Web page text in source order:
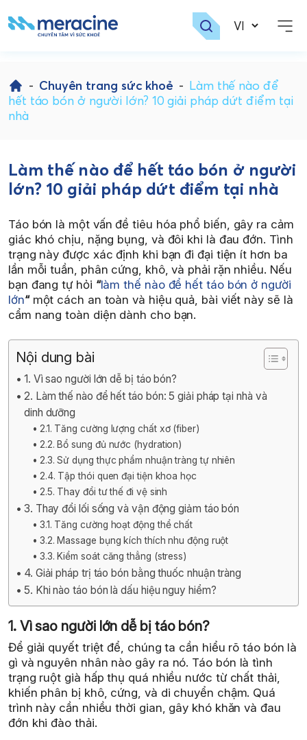
to
content
- Chuyên trang sức khoẻ - Làm thế nào để
hết táo bón ở người lớn? 10 giải pháp dứt điểm tại
nhà
Làm thế nào để hết táo bón ở người
lớn? 10 giải pháp dứt điểm tại nhà
Táo bón là một vấn đề tiêu hóa phổ biến, gây ra cảm
giác khó chịu, nặng bụng, và đôi khi là đau đớn. Tình
trạng này được xác định khi bạn đi đại tiện ít hơn ba
lần mỗi tuần, phân cứng, khô, và phải rặn nhiều. Nếu
bạn đang tự hỏi “làm thế nào để hết táo bón ở người
lớn“một cách an toàn và hiệu quả, bài viết này sẽ là
cẩm nang toàn diện dành cho bạn.
Nội dung bài
1. Vì sao người lớn dễ bị táo bón?
2. Làm thế nào để hết táo bón: 5 giải pháp tại nhà và
dinh dưỡng
2.1. Tăng cường lượng chất xơ (fiber)
2.2. Bổ sung đủ nước (hydration)
2.3. Sử dụng thực phẩm nhuận tràng tự nhiên
2.4. Tập thói quen đại tiện khoa học
2.5. Thay đổi tư thế đi vệ sinh
3. Thay đổi lối sống và vận động giảm táo bón
3.1. Tăng cường hoạt động thể chất
3.2. Massage bụng kích thích nhu động ruột
3.3. Kiểm soát căng thẳng (stress)
4. Giải pháp trị táo bón bằng thuốc nhuận tràng
5. Khi nào táo bón là dấu hiệu nguy hiểm?
1. Vì sao người lớn dễ bị táo bón?
Để giải quyết triệt để, chúng ta cần hiểu rõ táo bón là
gì và nguyên nhân nào gây ra nó. Táo bón là tình
trạng ruột già hấp thụ quá nhiều nước từ chất thải,
khiến phân bị khô, cứng, và di chuyển chậm. Quá
trình này cần nhiều thời gian, gây khó khăn và đau
đớn khi đào thải.